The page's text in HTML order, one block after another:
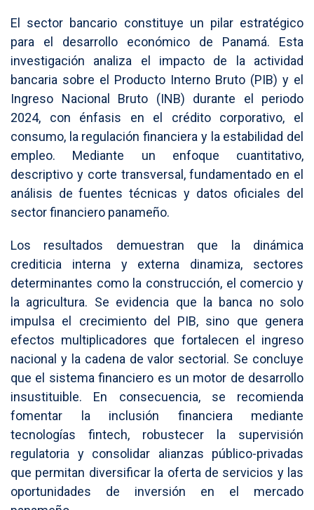
El sector bancario constituye un pilar estratégico
para el desarrollo económico de Panamá. Esta
investigación analiza el impacto de la actividad
bancaria sobre el Producto Interno Bruto (PIB) y el
Ingreso Nacional Bruto (INB) durante el periodo
2024, con énfasis en el crédito corporativo, el
consumo, la regulación financiera y la estabilidad del
empleo. Mediante un enfoque cuantitativo,
descriptivo y corte transversal, fundamentado en el
análisis de fuentes técnicas y datos oficiales del
sector financiero panameño.
Los resultados demuestran que la dinámica
crediticia interna y externa dinamiza, sectores
determinantes como la construcción, el comercio y
la agricultura. Se evidencia que la banca no solo
impulsa el crecimiento del PIB, sino que genera
efectos multiplicadores que fortalecen el ingreso
nacional y la cadena de valor sectorial. Se concluye
que el sistema financiero es un motor de desarrollo
insustituible. En consecuencia, se recomienda
fomentar la inclusión financiera mediante
tecnologías fintech, robustecer la supervisión
regulatoria y consolidar alianzas público-privadas
que permitan diversificar la oferta de servicios y las
oportunidades de inversión en el mercado